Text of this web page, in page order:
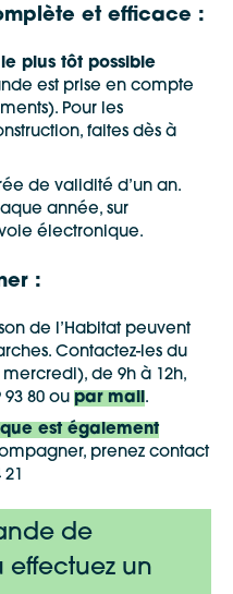
et efficace :
le plus tôt possible
est prise en compte
Pour les
faites dès à
de validité d’un an.
année, sur
électronique.
:
de l’Habitat peuvent
Contactez-les du
de 9h à 12h,
80 ou par mail.
est également
prenez contact
de
un